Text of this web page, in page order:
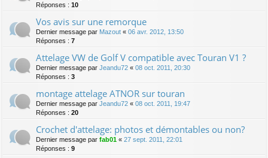
Réponses : 10
Vos avis sur une remorque
Dernier message par Mazout « 06 avr. 2012, 13:50
Réponses : 7
Attelage VW de Golf V compatible avec Touran V1 ?
Dernier message par Jeandu72 « 08 oct. 2011, 20:30
Réponses : 3
montage attelage ATNOR sur touran
Dernier message par Jeandu72 « 08 oct. 2011, 19:47
Réponses : 20
Crochet d'attelage: photos et démontables ou non?
Dernier message par fab01 « 27 sept. 2011, 22:01
Réponses : 9